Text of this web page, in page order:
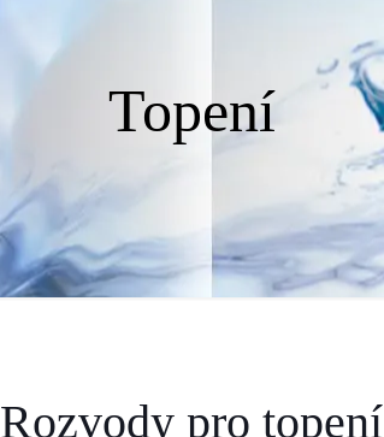
Topení
Rozvody pro topení